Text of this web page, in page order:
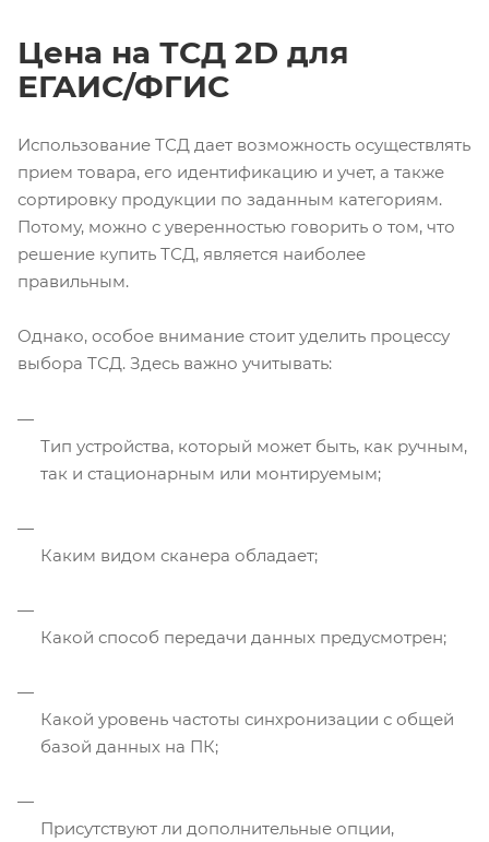
Цена на ТСД 2D для
ЕГАИС/ФГИС
Использование ТСД дает возможность осуществлять
прием товара, его идентификацию и учет, а также
сортировку продукции по заданным категориям.
Потому, можно с уверенностью говорить о том, что
решение купить ТСД, является наиболее
правильным.
Однако, особое внимание стоит уделить процессу
выбора ТСД. Здесь важно учитывать:
Тип устройства, который может быть, как ручным,
так и стационарным или монтируемым;
Каким видом сканера обладает;
Какой способ передачи данных предусмотрен;
Какой уровень частоты синхронизации с общей
базой данных на ПК;
Присутствуют ли дополнительные опции,